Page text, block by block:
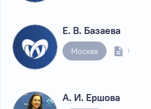
Е. В. Базаева
Москва 1
А. И. Ершова